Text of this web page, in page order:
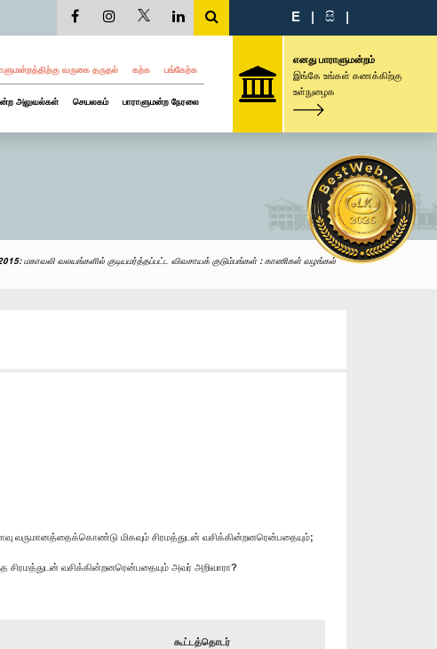
E | සි |
வருகை தருதல் கற்க பங்கேற்க
அலுவல்கள் செயலகம் பாராளுமன்ற நேரலை
எனது பாராளுமன்றம்
இங்கே உங்கள் கணக்கிற்கு
உள்நுழைக
மகாவலி வலயங்களில் குடியமர்த்தப்பட்ட விவசாயக் குடும்பங்கள் : காணிகள் வழங்கல்
வருமானத்தைக்கொண்டு மிகவும் சிரமத்துடன் வசிக்கின்றனரென்பதையும்;
சிரமத்துடன் வசிக்கின்றனரென்பதையும் அவர் அறிவாரா?
கூட்டத்தொடர்